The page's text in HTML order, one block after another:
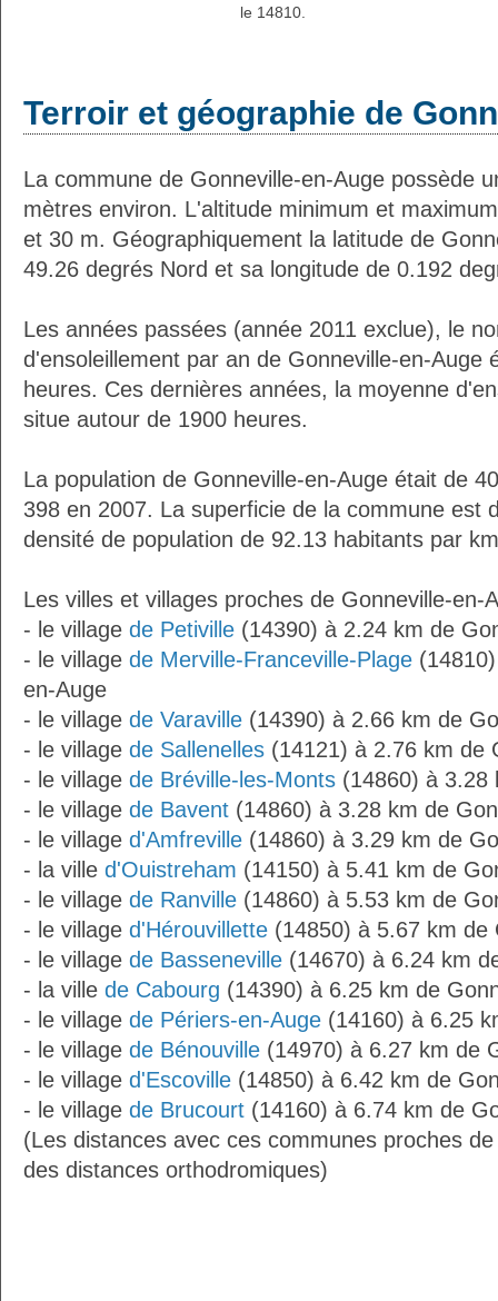
le 14810.
Terroir et géographie de
La commune de Gonneville-en-Auge possède
mètres environ. L'altitude minimum et
et 30 m. Géographiquement la latitude de
49.26 degrés Nord et sa longitude de 0.192
Les années passées (année 2011 exclue), le
d'ensoleillement par an de Gonneville-en-Auge
heures. Ces dernières années, la moyenne
situe autour de 1900 heures.
La population de Gonneville-en-Auge était de
398 en 2007. La superficie de la commune est
densité de population de 92.13 habitants par
Les villes et villages proches de Gonneville-en-
- le village de Petiville (14390) à 2.24 km de
- le village de Merville-Franceville-Plage
en-Auge
- le village de Varaville (14390) à 2.66 km de
- le village de Sallenelles (14121) à 2.76 km de
- le village de Bréville-les-Monts (14860) à 3.28
- le village de Bavent (14860) à 3.28 km de
- le village d'Amfreville (14860) à 3.29 km de
- la ville d'Ouistreham (14150) à 5.41 km de
- le village de Ranville (14860) à 5.53 km de
- le village d'Hérouvillette (14850) à 5.67 km de
- le village de Basseneville (14670) à 6.24 km
- la ville de Cabourg (14390) à 6.25 km de
- le village de Périers-en-Auge (14160) à 6.25
- le village de Bénouville (14970) à 6.27 km de
- le village d'Escoville (14850) à 6.42 km de
- le village de Brucourt (14160) à 6.74 km de
(Les distances avec ces communes proches
des distances orthodromiques)